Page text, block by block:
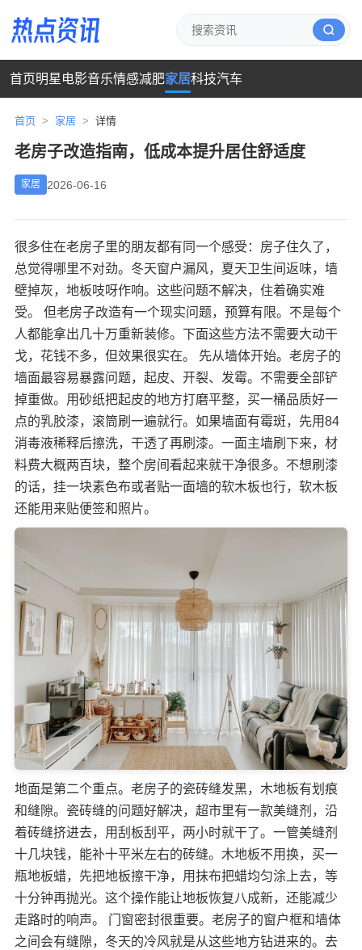
首页明星 电影音乐情感减肥家居科技汽车
首页 > 家居 > 详情
老房子改造指南，低成本提升居住舒适度
家居 2026-06-16
很多住在老房子里的朋友都有同一个感受：房子住久了，
总觉得哪里不对劲。冬天窗户漏风，夏天卫生间返味，墙
壁掉灰，地板吱呀作响。这些问题不解决，住着确实难
受。 但老房子改造有一个现实问题，预算有限。不是每个
人都能拿出几十万重新装修。下面这些方法不需要大动干
戈，花钱不多，但效果很实在。 先从墙体开始。老房子的
墙面最容易暴露问题，起皮、开裂、发霉。不需要全部铲
掉重做。用砂纸把起皮的地方打磨平整，买一桶品质好一
点的乳胶漆，滚筒刷一遍就行。如果墙面有霉斑，先用84
消毒液稀释后擦洗，干透了再刷漆。一面主墙刷下来，材
料费大概两百块，整个房间看起来就干净很多。不想刷漆
的话，挂一块素色布或者贴一面墙的软木板也行，软木板
还能用来贴便签和照片。
地面是第二个重点。老房子的瓷砖缝发黑，木地板有划痕
和缝隙。瓷砖缝的问题好解决，超市里有一款美缝剂，沿
着砖缝挤进去，用刮板刮平，两小时就干了。一管美缝剂
十几块钱，能补十平米左右的砖缝。木地板不用换，买一
瓶地板蜡，先把地板擦干净，用抹布把蜡均匀涂上去，等
十分钟再抛光。这个操作能让地板恢复八成新，还能减少
走路时的响声。 门窗密封很重要。老房子的窗户框和墙体
之间会有缝隙，冬天的冷风就是从这些地方钻进来的。去